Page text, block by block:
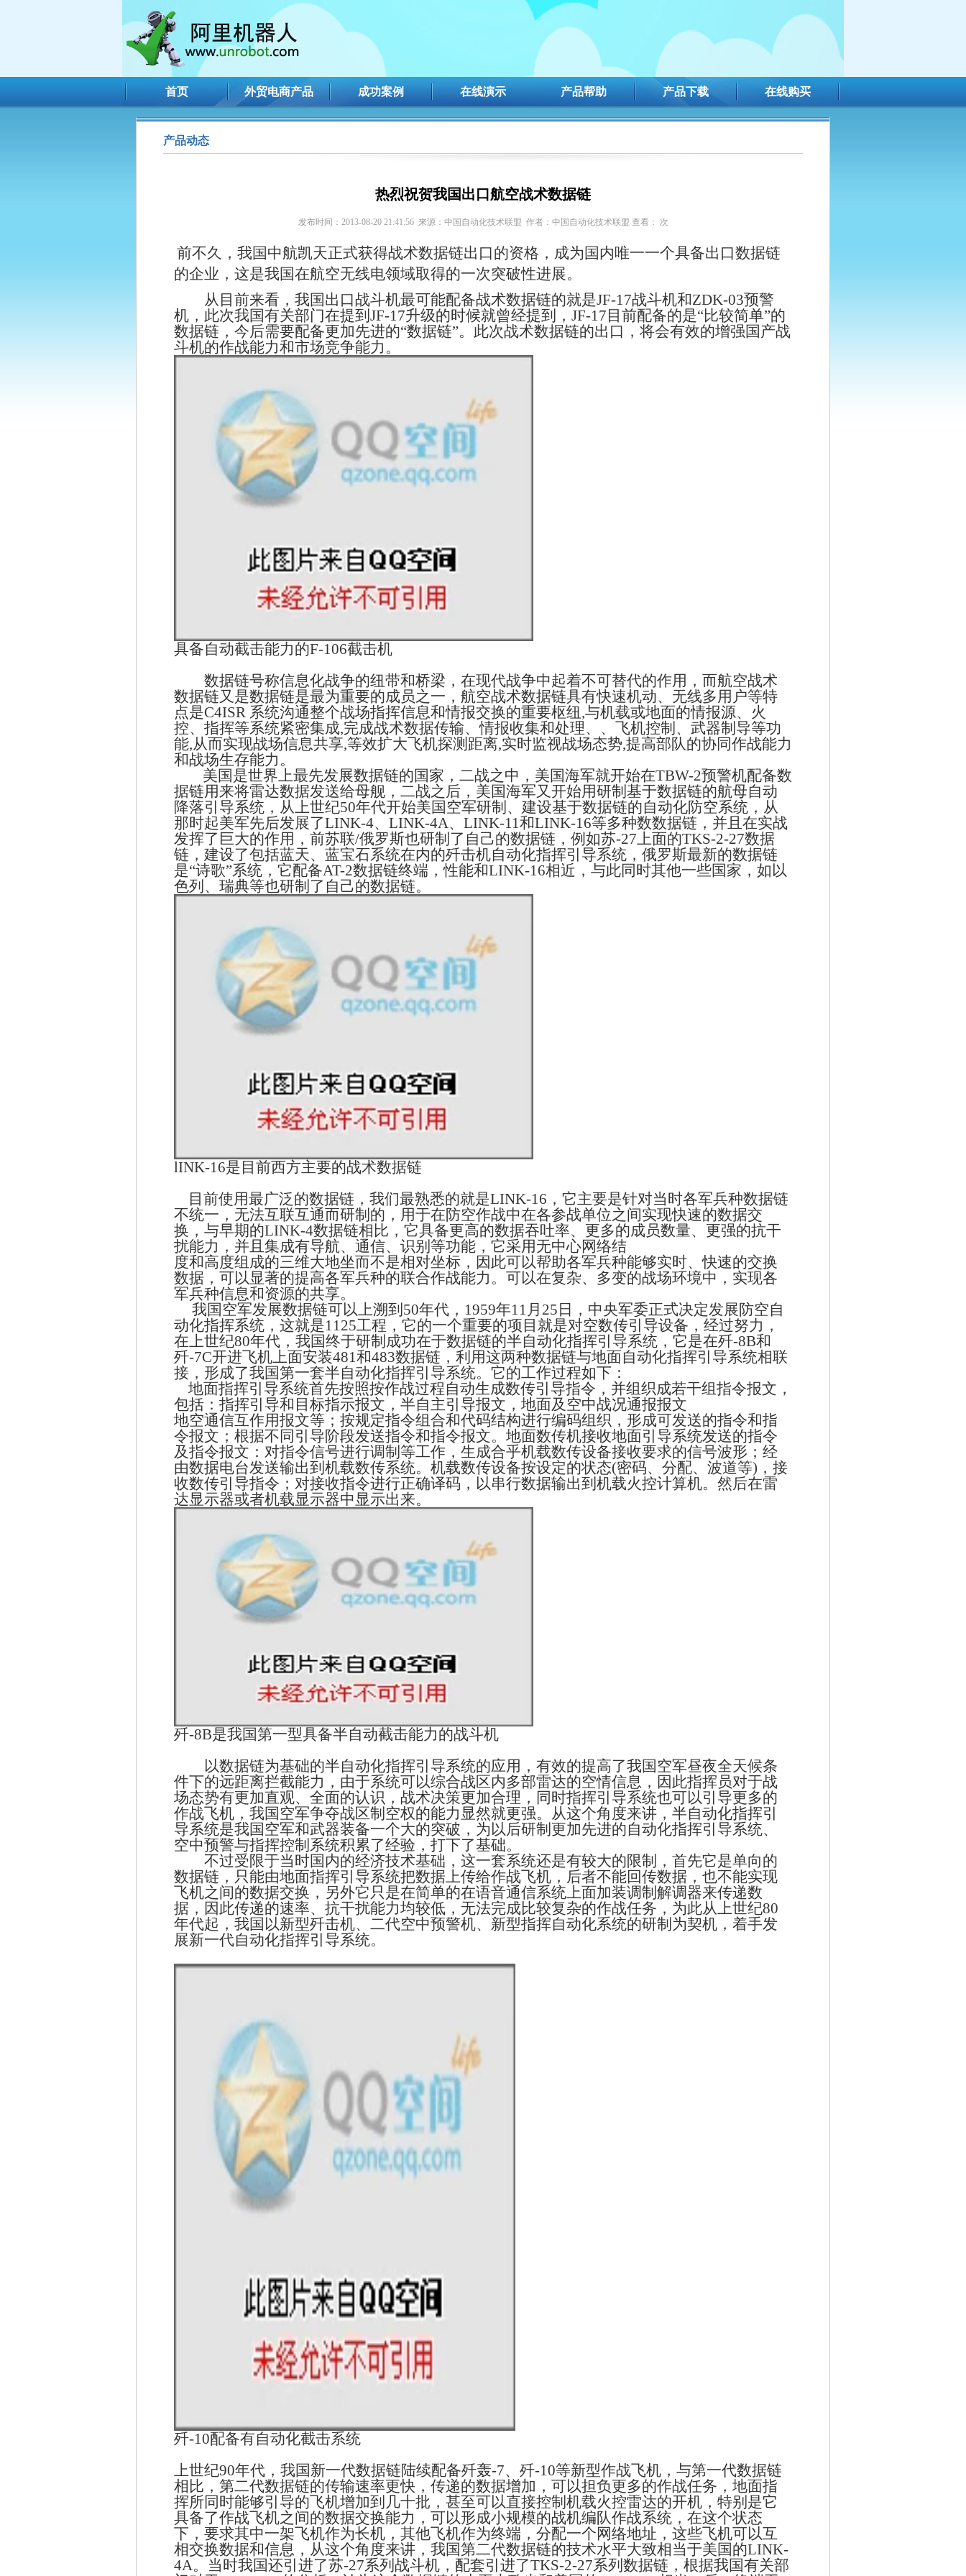
首页 外贸电商产品 成功案例 在线演示 产品帮助 产品下载 在线购买
产品动态
热烈祝贺我国出口航空战术数据链
发布时间：2013-08-20 21:41:56 来源：中国自动化技术联盟 作者：中国自动化技术联盟 查看： 次
前不久，我国中航凯天正式获得战术数据链出口的资格，成为国内唯一一个具备出口数据链
的企业，这是我国在航空无线电领域取得的一次突破性进展。
从目前来看，我国出口战斗机最可能配备战术数据链的就是JF-17战斗机和ZDK-03预警
机，此次我国有关部门在提到 JF-17升级的时候就曾经提到，JF-17目前配备的是“比较简单”的
数据链，今后需要配备更加先进的“数据链”。此次战术数据链的出口，将会有效的增强国产战
斗机的作战能力和市场竞争能力。
具备自动截击能力的F-106截击机
数据链号称信息化战争的纽带和桥梁，在现代战争中起着不可替代的作用，而航空战术
数据链又是数据链是最为重要的成员之一，航空战术数据链具有快速机动、无线多用户等特
点是C4ISR 系统沟通整个战场指挥信息和情报交换的重要枢纽,与机载或地面的情报源、火
控、指挥等系统紧密集成,完成战术数据传输、情报收集和处理、、飞机控制、武器制导等功
能,从而实现战场信息共享,等效扩大飞机探测距离,实时监视战场态势,提高部队的协同作战能力
和战场生存能力。
美国是世界上最先发展数据链的国家，二战之中，美国海军就开始在TBW-2预警机配备数
据链用来将雷达数据发送给母舰，二战之后，美国海军又开始用研制基于数据链的航母自动
降落引导系统，从上世纪50年代开始美国空军研制、建设基于数据链的自动化防空系统，从
那时起美军先后发展了LINK-4、 LINK-4A、 LINK-11和LINK-16等多种数数据链，并且在实战
发挥了巨大的作用，前苏联/俄罗斯也研制了自己的数据链，例如苏-27上面的TKS-2-27数据
链，建设了包括蓝天、蓝宝石系统在内的歼击机自动化指挥引导系统，俄罗斯最新的数据链
是“诗歌”系统，它配备AT-2数据链终端，性能和LINK-16相近，与此同时其他一些国家，如以
色列、瑞典等也研制了自己的数据链。
lINK-16是目前西方主要的战术数据链
目前使用最广泛的数据链，我们最熟悉的就是LINK-16 ，它主要是针对当时各军兵种数据链
不统一，无法互联互通而研制的，用于在防空作战中在各参战单位之间实现快速的数据交
换，与早期的LINK-4数据链相比，它具备更高的数据吞吐率、更多的成员数量、更强的抗干
扰能力，并且集成有导航、通信、识别等功能，它采用无中心网络结
度和高度组成的三维大地坐而不是相对坐标，因此可以帮助各军兵种能够实时、快速的交换
数据，可以显著的提高各军兵种的联合作战能力。可以在复杂、多变的战场环境中，实现各
军兵种信息和资源的共享。
我国空军发展数据链可以上溯到 50年代， 1959年11月 25 日，中央军委正式决定发展防空自
动化指挥系统，这就是1125工程，它的一个重要的项目就是对空数传引导设备，经过努力，
在上世纪80年代，我国终于研制成功在于数据链的半自动化指挥引导系统，它是在歼-8B和
歼-7C开进飞机上面安装481和483数据链，利用这两种数据链与地面自动化指挥引导系统相联
接，形成了我国第一套半自动化指挥引导系统。它的工作过程如下：
地面指挥引导系统首先按照按作战过程自动生成数传引导指令，并组织成若干组指令报文，
包括：指挥引导和目标指示报文，半自主引导报文，地面及空中战况通报报文
地空通信互作用报文等；按规定指令组合和代码结构进行编码组织，形成可发送的指令和指
令报文；根据不同引导阶段发送指令和指令报文。地面数传机接收地面引导系统发送的指令
及指令报文：对指令信号进行调制等工作，生成合乎机载数传设备接收要求的信号波形；经
由数据电台发送输出到机载数传系统。机载数传设备按设定的状态(密码、分配、波道等) ，接
收数传引导指令；对接收指令进行正确译码，以串行数据输出到机载火控计算机。然后在雷
达显示器或者机载显示器中显示出来。
歼-8B是我国第一型具备半自动截击能力的战斗机
以数据链为基础的半自动化指挥引导系统的应用，有效的提高了我国空军昼夜全天候条
件下的远距离拦截能力，由于系统可以综合战区内多部雷达的空情信息，因此指挥员对于战
场态势有更加直观、全面的认识，战术决策更加合理，同时指挥引导系统也可以引导更多的
作战飞机，我国空军争夺战区制空权的能力显然就更强。从这个角度来讲，半自动化指挥引
导系统是我国空军和武器装备一个大的突破，为以后研制更加先进的自动化指挥引导系统、
空中预警与指挥控制系统积累了经验，打下了基础。
不过受限于当时国内的经济技术基础，这一套系统还是有较大的限制，首先它是单向的
数据链，只能由地面指挥引导系统把数据上传给作战飞机，后者不能回传数据，也不能实现
飞机之间的数据交换，另外它只是在简单的在语音通信系统上面加装调制解调器来传递数
据，因此传递的速率、抗干扰能力均较低，无法完成比较复杂的作战任务，为此从上世纪80
年代起，我国以新型歼击机、二代空中预警机、新型指挥自动化系统的研制为契机，着手发
展新一代自动化指挥引导系统。
歼-10配备有自动化截击系统
上世纪90年代，我国新一代数据链陆续配备歼轰-7、歼-10等新型作战飞机，与第一代数据链
相比，第二代数据链的传输速率更快，传递的数据增加，可以担负更多的作战任务，地面指
挥所同时能够引导的飞机增加到几十批，甚至可以直接控制机载火控雷达的开机，特别是它
具备了作战飞机之间的数据交换能力，可以形成小规模的战机编队作战系统，在这个状态
下，要求其中一架飞机作为长机，其他飞机作为终端，分配一个网络地址，这些飞机可以互
相交换数据和信息，从这个角度来讲，我国第二代数据链的技术水平大致相当于美国的LINK-
4A。当时我国还引进了苏-27系列战斗机，配套引进了TKS-2-27系列数据链，根据我国有关部